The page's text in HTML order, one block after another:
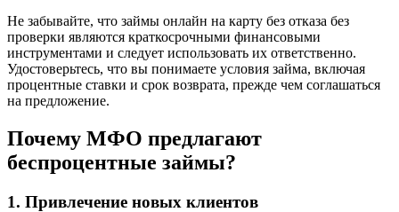
Не забывайте, что займы онлайн на карту без отказа без
проверки являются краткосрочными финансовыми
инструментами и следует использовать их ответственно.
Удостоверьтесь, что вы понимаете условия займа, включая
процентные ставки и срок возврата, прежде чем соглашаться
на предложение.
Почему МФО предлагают
беспроцентные займы?
1. Привлечение новых клиентов